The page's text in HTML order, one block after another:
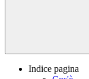
Indice pagina